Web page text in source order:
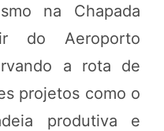
na Chapada
do Aeroporto
a rota de
projetos como o
produtiva e